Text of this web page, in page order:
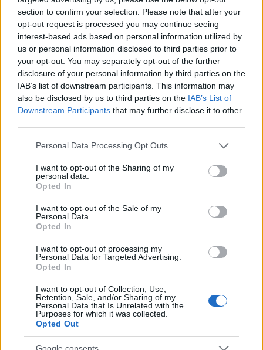
section to confirm your selection. Please note that after your
opt-out request is processed you may continue seeing
interest-based ads based on personal information utilized by
us or personal information disclosed to third parties prior to
your opt-out. You may separately opt-out of the further
disclosure of your personal information by third parties on the
IAB’s list of downstream participants. This information may
also be disclosed by us to third parties on the IAB’s List of
Downstream Participants that may further disclose it to other
Please note that this website/app uses one or more Google
not limited to your visit or usage behaviour. You may click to
grant or deny consent to Google and its third-party tags to
use your data for below specified purposes in below Google
consent section.
Personal Data Processing Opt Outs
I want to opt-out of the Sharing of my
personal data.
Opted In
I want to opt-out of the Sale of my
Personal Data.
Opted In
I want to opt-out of processing my
Personal Data for Targeted Advertising.
Opted In
I want to opt-out of Collection, Use,
Retention, Sale, and/or Sharing of my
Personal Data that Is Unrelated with the
Purposes for which it was collected.
Opted Out